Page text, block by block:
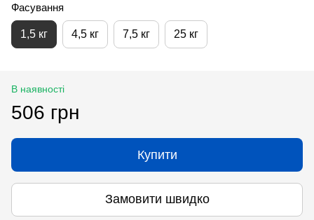
Фасування
1,5 кг 4,5 кг 7,5 кг 25 кг
В наявності
506 грн
Купити
Замовити швидко